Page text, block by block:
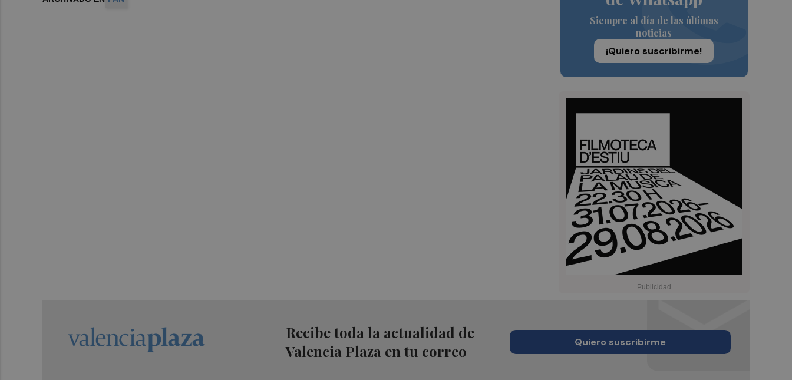
Siempre al día de las últimas
noticias
¡Quiero suscribirme!
Recibe toda la actualidad de
Valencia Plaza en tu correo
Quiero suscribirme